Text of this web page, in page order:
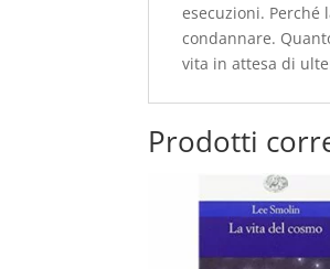
esecuzioni. Perché
condannare.
vita in attesa di
Prodotti